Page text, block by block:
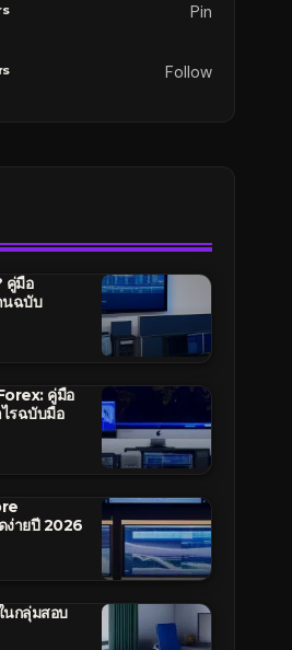
Pin
Follow
คู่มือ
นฉบับ
คู่มือ
ไรฉบับมือ
ง่ายปี 2026
นกลุ่มสอบ